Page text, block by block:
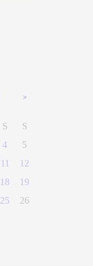
S
S
4
5
11
12
18
19
25
26